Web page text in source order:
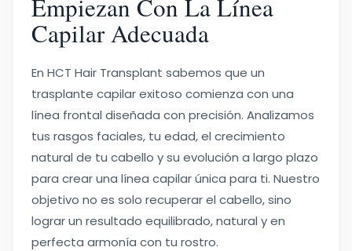
Empiezan Con La Línea
Capilar Adecuada
En HCT Hair Transplant sabemos que un
trasplante capilar exitoso comienza con una
línea frontal diseñada con precisión. Analizamos
tus rasgos faciales, tu edad, el crecimiento
natural de tu cabello y su evolución a largo plazo
para crear una línea capilar única para ti. Nuestro
objetivo no es solo recuperar el cabello, sino
lograr un resultado equilibrado, natural y en
perfecta armonía con tu rostro.